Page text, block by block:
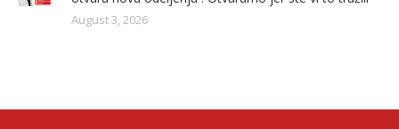
August 3, 2026